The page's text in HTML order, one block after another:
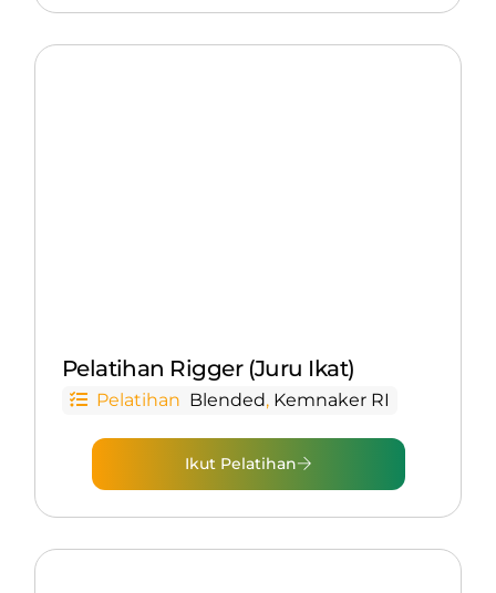
Pelatihan Rigger (Juru Ikat)
Pelatihan Blended, Kemnaker RI
Ikut Pelatihan